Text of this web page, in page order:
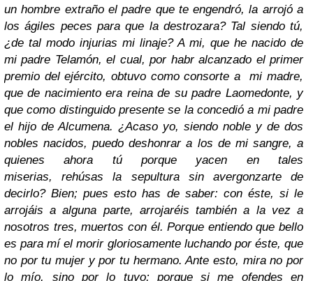
un hombre extraño el padre que te engendró, la arrojó a
los ágiles peces para que la destrozara? Tal siendo tú,
¿de tal modo injurias mi linaje? A mi, que he nacido de
mi padre Telamón, el cual, por habr alcanzado el primer
premio del ejército, obtuvo como consorte a mi madre,
que de nacimiento era reina de su padre Laomedonte, y
que como distinguido presente se la concedió a mi padre
el hijo de Alcumena. ¿Acaso yo, siendo noble y de dos
nobles nacidos, puedo deshonrar a los de mi sangre, a
quienes ahora tú porque yacen en tales
miserias, rehúsas la sepultura sin avergonzarte de
decirlo? Bien; pues esto has de saber: con éste, si le
arrojáis a alguna parte, arrojaréis también a la vez a
nosotros tres, muertos con él. Porque entiendo que bello
es para mí el morir gloriosamente luchando por éste, que
no por tu mujer y por tu hermano. Ante esto, mira no por
lo mío, sino por lo tuyo; porque si me ofendes en